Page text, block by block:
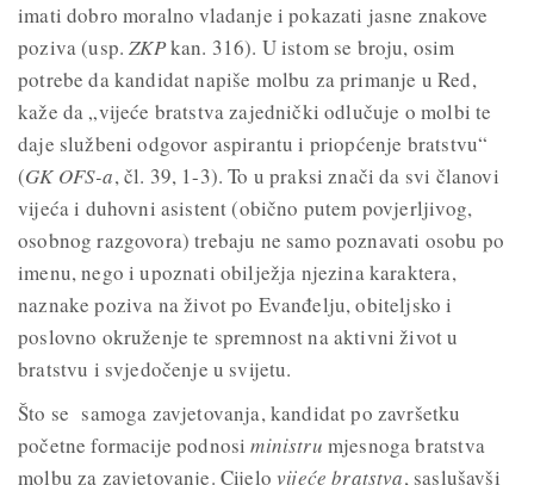
imati dobro moralno vladanje i pokazati jasne znakove
poziva (usp.ZKPkan. 316). U istom se broju, osim
potrebe da kandidat napiše molbu za primanje u Red,
kaže da „vijeće bratstva zajednički odlučuje o molbi te
daje službeni odgovor aspirantu i priopćenje bratstvu“
(GK OFS-a, čl. 39, 1-3). To u praksi znači da svi članovi
vijeća i duhovni asistent (obično putem povjerljivog,
osobnog razgovora) trebaju ne samo poznavati osobu po
imenu, nego i upoznati obilježja njezina karaktera,
naznake poziva na život po Evanđelju, obiteljsko i
poslovno okruženje te spremnost na aktivni život u
bratstvu i svjedočenje u svijetu.
Što se samoga zavjetovanja, kandidat po završetku
početne formacije podnosiministru mjesnoga bratstva
molbu za zavjetovanje. Cijelovijeće bratstva, saslušavši